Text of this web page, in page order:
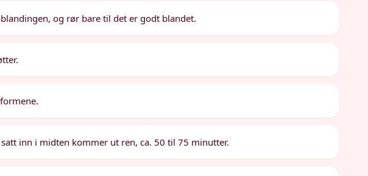
og rør bare til det er godt blandet.
satt inn i midten kommer ut ren, ca. 50 til 75 minutter.